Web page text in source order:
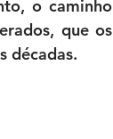
o caminho
que os
décadas.